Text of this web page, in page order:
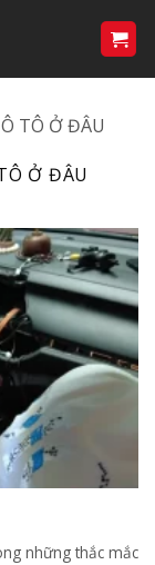
TÔ Ở ĐÂU
Ở ĐÂU
những thắc mắc